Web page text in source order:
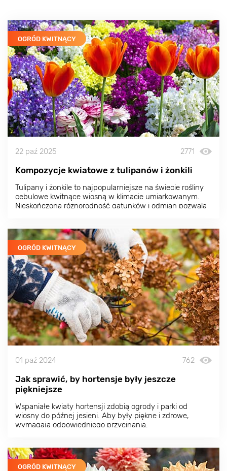
OGRÓD KWITNĄCY
22 paź 2025 2771
Kompozycje kwiatowe z tulipanów i żonkili
Tulipany i żonkile to najpopularniejsze na świecie rośliny
cebulowe kwitnące wiosną w klimacie umiarkowanym.
Nieskończona różnorodność gatunków i odmian pozwala
OGRÓD KWITNĄCY
01 paź 2024 762
Jak sprawić, by hortensje były jeszcze
piękniejsze
Wspaniałe kwiaty hortensji zdobią ogrody i parki od
wiosny do późnej jesieni. Aby były piękne i zdrowe,
wymagają odpowiedniego przycinania.
OGRÓD KWITNĄCY